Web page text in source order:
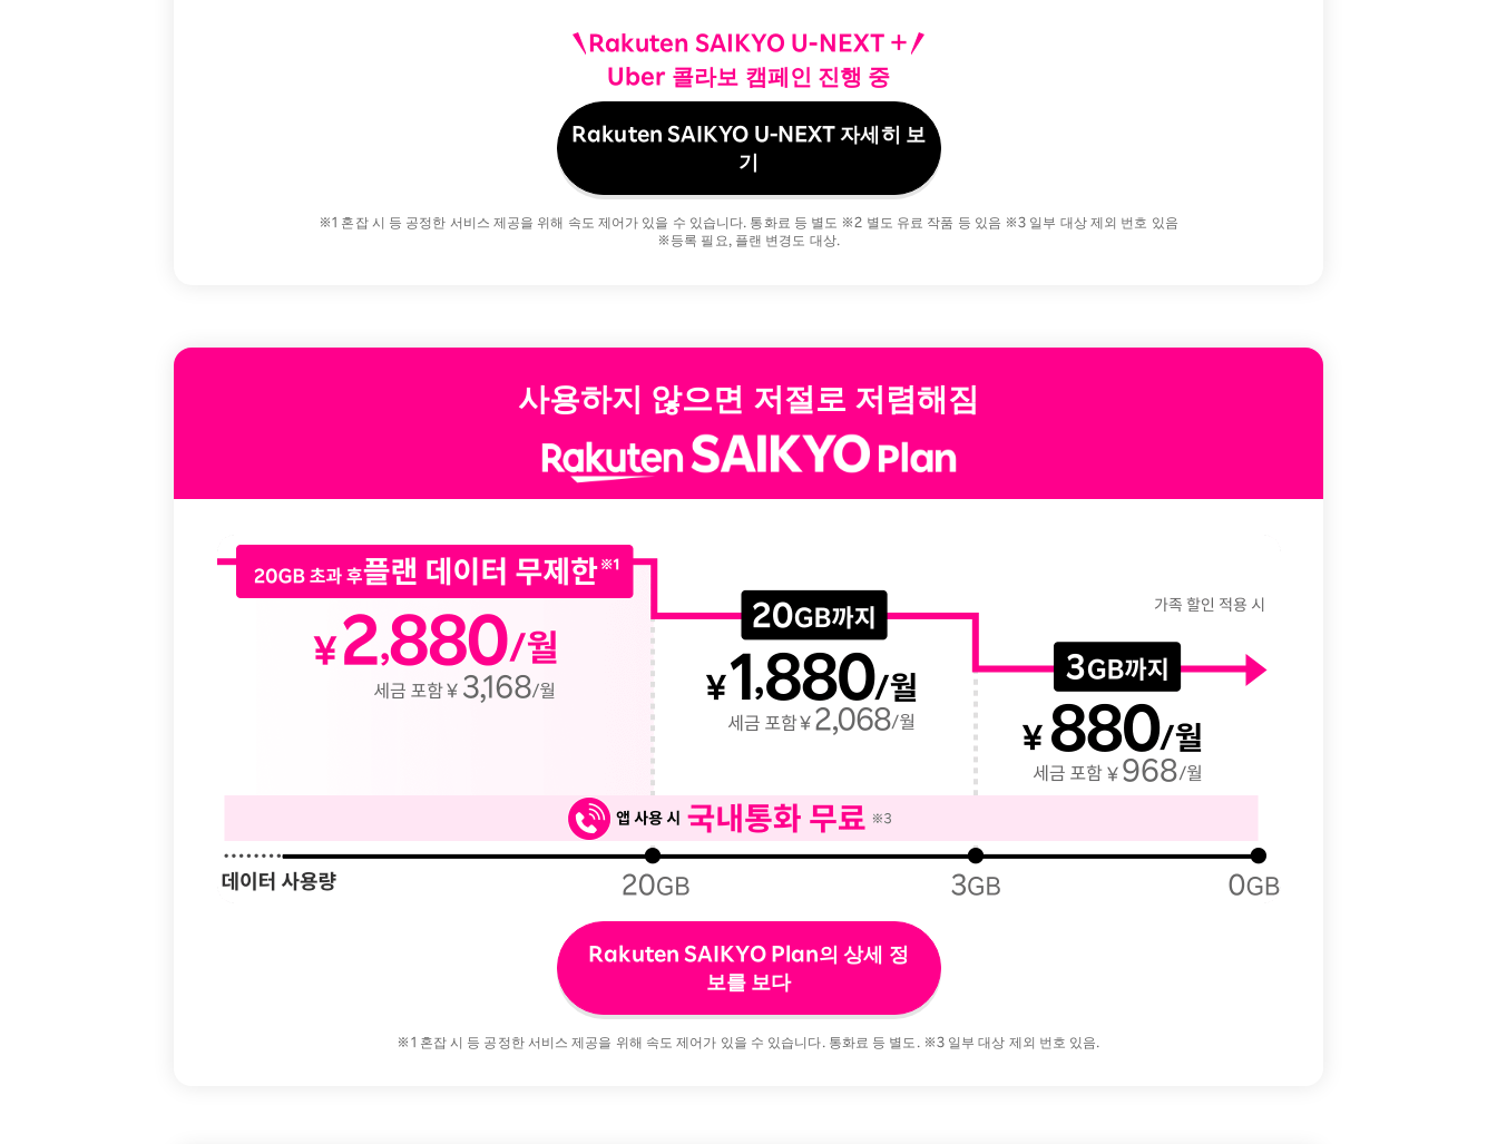
Rakuten SAIKYO U-NEXT ＋
Uber 콜라보 캠페인 진행 중
Rakuten SAIKYO U-NEXT 자세히 보
기
※1 혼잡 시 등 공정한 서비스 제공을 위해 속도 제어가 있을 수 있습니다. 통화료 등 별도 ※2 별도 유료 작품 등 있음 ※3 일부 대상 제외 번호 있음
※등록 필요, 플랜 변경도 대상.
사용하지 않으면 저절로 저렴해짐
Rakuten SAIKYO Plan의 상세 정
보를 보다
※1 혼잡 시 등 공정한 서비스 제공을 위해 속도 제어가 있을 수 있습니다. 통화료 등 별도. ※3 일부 대상 제외 번호 있음.